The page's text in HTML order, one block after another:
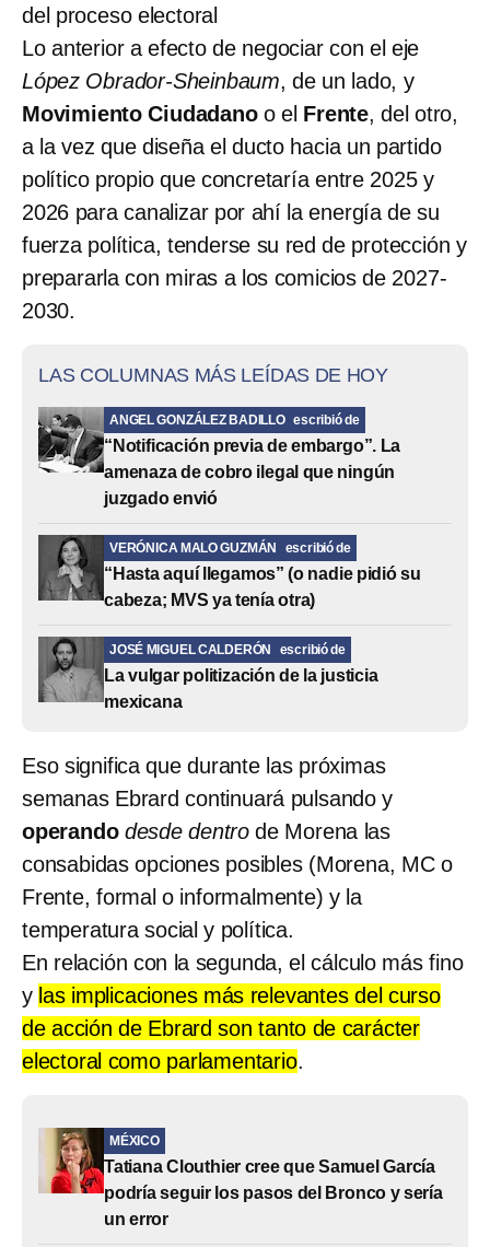
del proceso electoral
Lo anterior a efecto de negociar con el eje
López Obrador-Sheinbaum, de un lado, y
Movimiento Ciudadanoo el Frente, del otro,
a la vez que diseña el ducto hacia un partido
político propio que concretaría entre 2025 y
2026 para canalizar por ahí la energía de su
fuerza política, tenderse su red de protección y
prepararla con miras a los comicios de 2027-
2030.
LAS COLUMNAS MÁS LEÍDAS DE HOY
ANGEL GONZÁLEZ BADILLO escribió de
“Notificación previa de embargo”. La
amenaza de cobro ilegal que ningún
juzgado envió
VERÓNICA MALO GUZMÁN escribió de
“Hasta aquí llegamos” (o nadie pidió su
cabeza; MVS ya tenía otra)
JOSÉ MIGUEL CALDERÓN escribió de
La vulgar politización de la justicia
mexicana
Eso significa que durante las próximas
semanas Ebrard continuará pulsando y
operando desde dentrode Morena las
consabidas opciones posibles (Morena, MC o
Frente, formal o informalmente) y la
temperatura social y política.
En relación con la segunda, el cálculo más fino
y las implicaciones más relevantes del curso
de acción de Ebrard son tanto de carácter
electoral como parlamentario.
MÉXICO
Tatiana Clouthier cree que Samuel García
podría seguir los pasos del Bronco y sería
un error